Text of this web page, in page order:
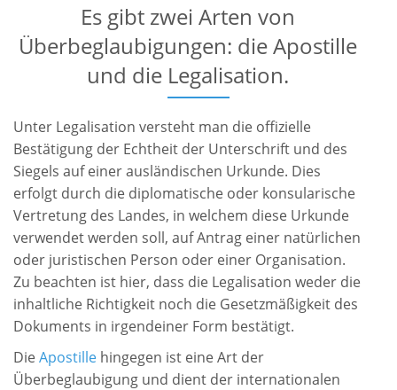
Es gibt zwei Arten von
Überbeglaubigungen: die Apostille
und die Legalisation.
Unter Legalisation versteht man die offizielle
Bestätigung der Echtheit der Unterschrift und des
Siegels auf einer ausländischen Urkunde. Dies
erfolgt durch die diplomatische oder konsularische
Vertretung des Landes, in welchem diese Urkunde
verwendet werden soll, auf Antrag einer natürlichen
oder juristischen Person oder einer Organisation.
Zu beachten ist hier, dass die Legalisation weder die
inhaltliche Richtigkeit noch die Gesetzmäßigkeit des
Dokuments in irgendeiner Form bestätigt.
DieApostille hingegen ist eine Art der
Überbeglaubigung und dient der internationalen